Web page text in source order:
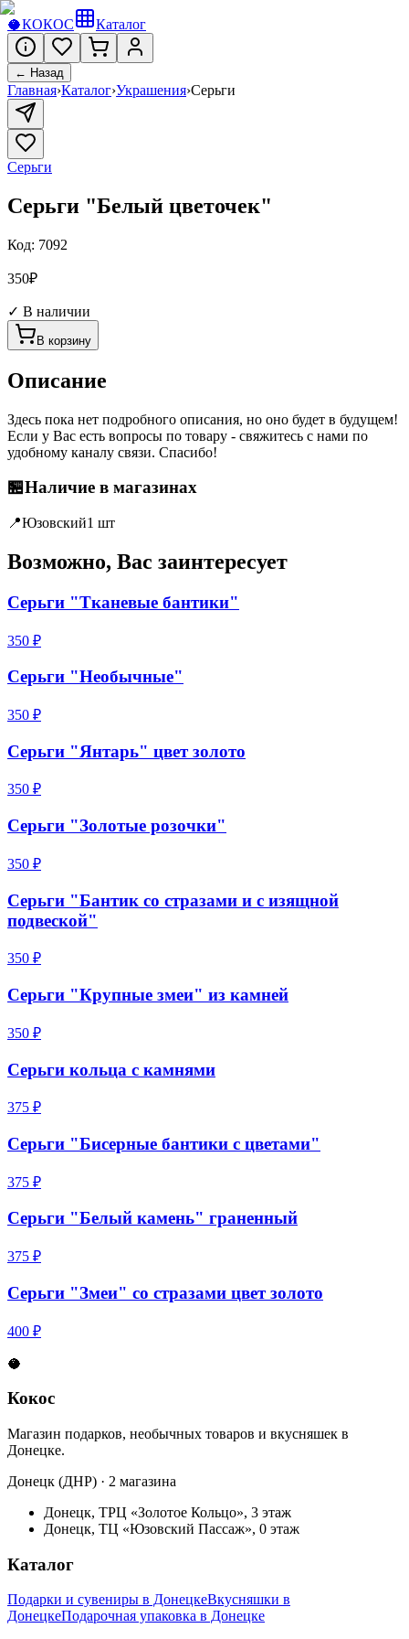
🥥КОКОС Каталог
← Назад
Главная›Каталог›Украшения›Серьги
Серьги
Серьги "Белый цветочек"
Код: 7092
350₽
✓ В наличии
В корзину
Описание
Здесь пока нет подробного описания, но оно будет в будущем!
Если у Вас есть вопросы по товару - свяжитесь с нами по
удобному каналу связи. Спасибо!
🏪Наличие в магазинах
📍Юзовский1 шт
Возможно, Вас заинтересует
Серьги "Тканевые бантики"
350 ₽
Серьги "Необычные"
350 ₽
Серьги "Янтарь" цвет золото
350 ₽
Серьги "Золотые розочки"
350 ₽
Серьги "Бантик со стразами и с изящной
подвеской"
350 ₽
Серьги "Крупные змеи" из камней
350 ₽
Серьги кольца с камнями
375 ₽
Серьги "Бисерные бантики с цветами"
375 ₽
Серьги "Белый камень" граненный
375 ₽
Серьги "Змеи" со стразами цвет золото
400 ₽
🥥
Кокос
Магазин подарков, необычных товаров и вкусняшек в
Донецке.
Донецк (ДНР) · 2 магазина
Донецк, ТРЦ «Золотое Кольцо», 3 этаж
Донецк, ТЦ «Юзовский Пассаж», 0 этаж
Каталог
Подарки и сувениры в ДонецкеВкусняшки в
ДонецкеПодарочная упаковка в Донецке